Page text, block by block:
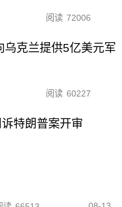
阅读 72006
乌克兰提供5亿美元军
阅读 60227
特朗普案开审